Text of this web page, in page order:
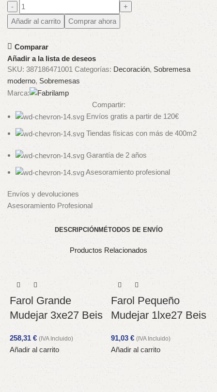
Añadir al carrito Comprar ahora
Comparar
Añadir a la lista de deseos
SKU: 387186471001 Categorías: Decoración, Sobremesa
moderno, Sobremesas
Marca:
Compartir:
Envíos gratis a partir de 120€
Tiendas físicas con más de 400m2
Garantía de 2 años
Asesoramiento profesional
Envíos y devoluciones
Asesoramiento Profesional
DESCRIPCIÓN MÉTODOS DE ENVÍO
Productos Relacionados
Farol Grande
Mudejar 3xe27 Beis
258,31 € (IVA Incluido)
Añadir al carrito
Farol Pequeño
Mudejar 1lxe27 Beis
91,03 € (IVA Incluido)
Añadir al carrito